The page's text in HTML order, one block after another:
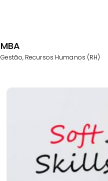
MBA
Gestão, Recursos Humanos (RH)